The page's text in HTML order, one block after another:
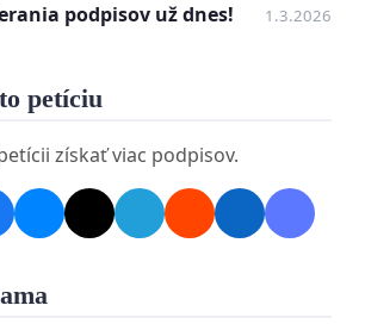
podpisov už dnes! 1.3.2026
petíciu
získať viac podpisov.